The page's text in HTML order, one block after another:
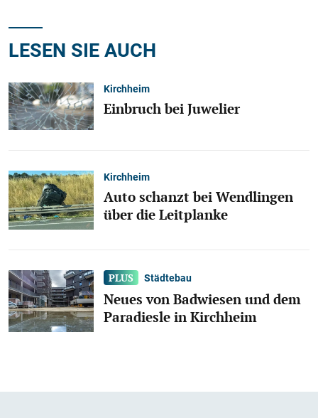
LESEN SIE AUCH
Kirchheim
Einbruch bei Juwelier
Kirchheim
Auto schanzt bei Wendlingen
über die Leitplanke
Städtebau
Neues von Badwiesen und dem
Paradiesle in Kirchheim